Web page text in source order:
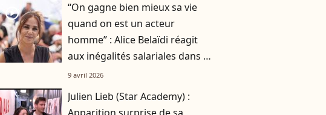
player2
“On gagne bien mieux sa vie
quand on est un acteur
homme” : Alice Belaïdi réagit
aux inégalités salariales dans le
cinéma
9 avril 2026
Julien Lieb (Star Academy) :